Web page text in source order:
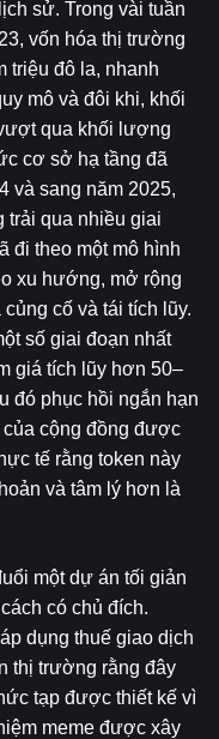
sử. Trong vài tuần
vốn hóa thị trường
triệu đô la, nhanh
mô và đôi khi, khối
qua khối lượng
cơ sở hạ tầng đã
và sang năm 2025,
trải qua nhiều giai
đi theo một mô hình
xu hướng, mở rộng
cố và tái tích lũy.
số giai đoạn nhất
giá tích lũy hơn 50–
đó phục hồi ngắn hạn
cộng đồng được
tế rằng token này
và tâm lý hơn là
một dự án tối giản
có chủ đích.
dụng thuế giao dịch
thị trường rằng đây
tạp được thiết kế vì
meme được xây